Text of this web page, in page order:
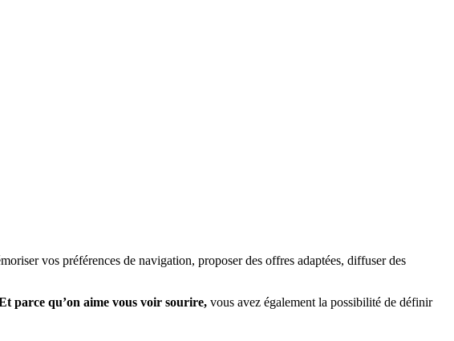
vos préférences de navigation, proposer des offres adaptées, diffuser des
parce qu’on aime vous voir sourire, vous avez également la possibilité de définir